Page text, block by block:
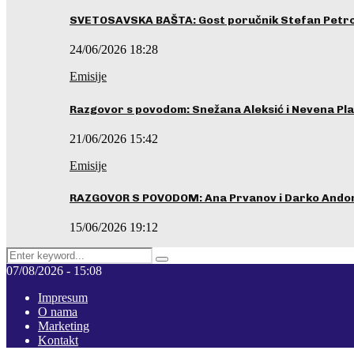
SVETOSAVSKA BAŠTA: Gost poručnik Stefan
24/06/2026 18:28
Emisije
Razgovor s povodom: Snežana Aleksić i Nevena
21/06/2026 15:42
Emisije
RAZGOVOR S POVODOM: Ana Prvanov i Darko
15/06/2026 19:12
Search
for:
Pretraga
07/08/2026 - 15:08
Impresum
O nama
Marketing
Kontakt